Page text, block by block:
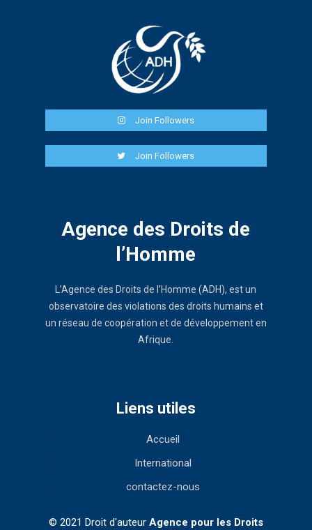
Join Followers
Join Followers
Agence des Droits de
l’Homme
L’Agence des Droits de l’Homme (ADH), est un
observatoire des violations des droits humains et
un réseau de coopération et de développement en
Afrique.
Liens utiles
Accueil
International
contactez-nous
© 2021 Droit d'auteur Agence pour les Droits